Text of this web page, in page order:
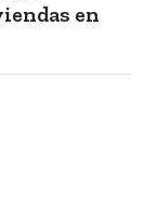
en